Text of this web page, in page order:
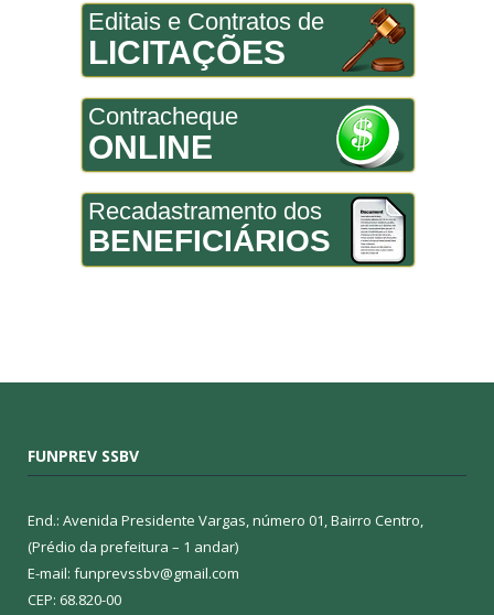
Editais e Contratos de
LICITAÇÕES
Contracheque
ONLINE
Recadastramento dos
BENEFICIÁRIOS
FUNPREV SSBV
End.: Avenida Presidente Vargas, número 01, Bairro Centro,
(Prédio da prefeitura – 1 andar)
E-mail: funprevssbv@gmail.com
CEP: 68.820-00